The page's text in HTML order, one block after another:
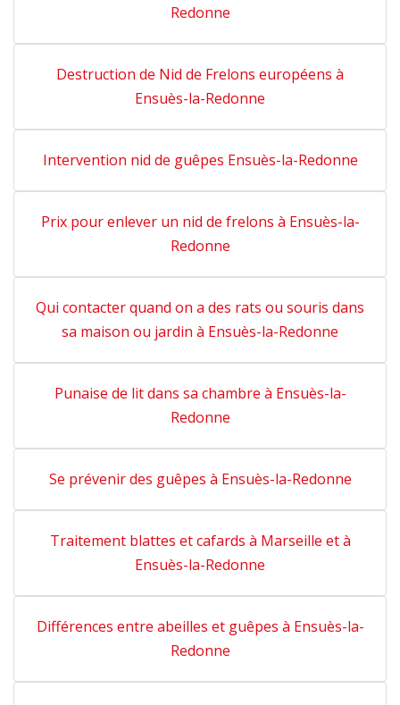
Redonne
Destruction de Nid de Frelons européens à
Ensuès-la-Redonne
Intervention nid de guêpes Ensuès-la-Redonne
Prix pour enlever un nid de frelons à Ensuès-la-
Redonne
Qui contacter quand on a des rats ou souris dans
sa maison ou jardin à Ensuès-la-Redonne
Punaise de lit dans sa chambre à Ensuès-la-
Redonne
Se prévenir des guêpes à Ensuès-la-Redonne
Traitement blattes et cafards à Marseille et à
Ensuès-la-Redonne
Différences entre abeilles et guêpes à Ensuès-la-
Redonne